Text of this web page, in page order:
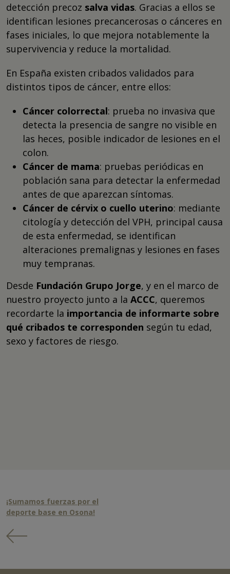
detección precoz salva vidas. Gracias a ellos se
identifican lesiones precancerosas o cánceres en
fases iniciales, lo que mejora notablemente la
supervivencia y reduce la mortalidad.
En España existen cribados validados para
distintos tipos de cáncer, entre ellos:
Cáncer colorrectal: prueba no invasiva que
detecta la presencia de sangre no visible en
las heces, posible indicador de lesiones en el
colon.
Cáncer de mama: pruebas periódicas en
población sana para detectar la enfermedad
antes de que aparezcan síntomas.
Cáncer de cérvix o cuello uterino: mediante
citología y detección del VPH, principal causa
de esta enfermedad, se identifican
alteraciones premalignas y lesiones en fases
muy tempranas.
Desde Fundación Grupo Jorge, y en el marco de
nuestro proyecto junto a la ACCC, queremos
recordarte la importancia de informarte sobre
qué cribados te corresponden según tu edad,
sexo y factores de riesgo.
¡Sumamos fuerzas por el
deporte base en Osona!